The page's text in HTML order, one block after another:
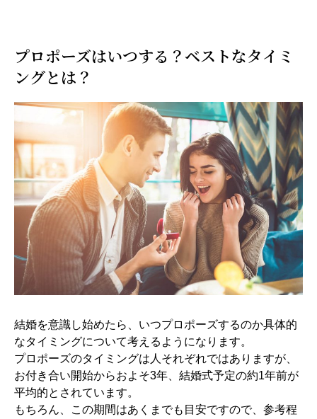
プロポーズはいつする？ベストなタイミ
ングとは？
結婚を意識し始めたら、いつプロポーズするのか具体的
なタイミングについて考えるようになります。
プロポーズのタイミングは人それぞれではありますが、
お付き合い開始からおよそ3年、結婚式予定の約1年前が
平均的とされています。
もちろん、この期間はあくまでも目安ですので、参考程